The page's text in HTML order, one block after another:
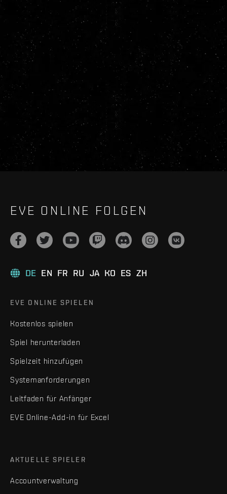
EVE ONLINE FOLGEN
DE EN FR RU JA KO ES ZH
EVE ONLINE SPIELEN
Kostenlos spielen
Spiel herunterladen
Spielzeit hinzufügen
Systemanforderungen
Leitfaden für Anfänger
EVE Online-Add-in für Excel
AKTUELLE SPIELER
Accountverwaltung